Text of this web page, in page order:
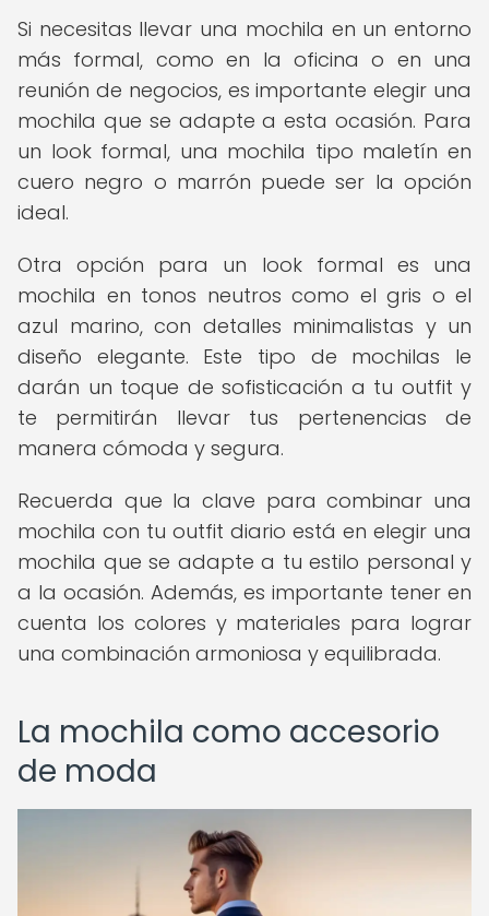
Si necesitas llevar una mochila en un entorno
más formal, como en la oficina o en una
reunión de negocios, es importante elegir una
mochila que se adapte a esta ocasión. Para
un look formal, una mochila tipo maletín en
cuero negro o marrón puede ser la opción
ideal.
Otra opción para un look formal es una
mochila en tonos neutros como el gris o el
azul marino, con detalles minimalistas y un
diseño elegante. Este tipo de mochilas le
darán un toque de sofisticación a tu outfit y
te permitirán llevar tus pertenencias de
manera cómoda y segura.
Recuerda que la clave para combinar una
mochila con tu outfit diario está en elegir una
mochila que se adapte a tu estilo personal y
a la ocasión. Además, es importante tener en
cuenta los colores y materiales para lograr
una combinación armoniosa y equilibrada.
La mochila como accesorio
de moda